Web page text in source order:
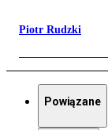
Piotr Rudzki
Powiązane